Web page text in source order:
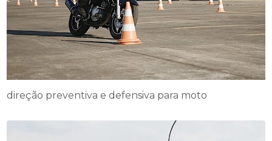
direção preventiva e defensiva para moto